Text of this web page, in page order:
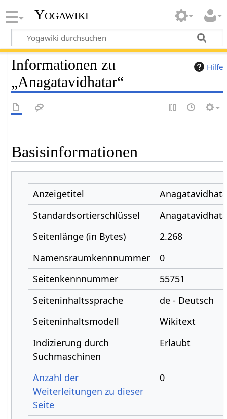
Yogawiki
Hilfe
Informationen zu
„Anagatavidhatar“
Basisinformationen
Anzeigetitel
Standardsortierschlüssel
Seitenlänge (in Bytes)
2.268
Namensraumkennnummer
0
Seitenkennnummer
55751
Seiteninhaltssprache
de - Deutsch
Seiteninhaltsmodell
Wikitext
Indizierung durch
Suchmaschinen
Erlaubt
Anzahl der
Weiterleitungen zu dieser
Seite
0